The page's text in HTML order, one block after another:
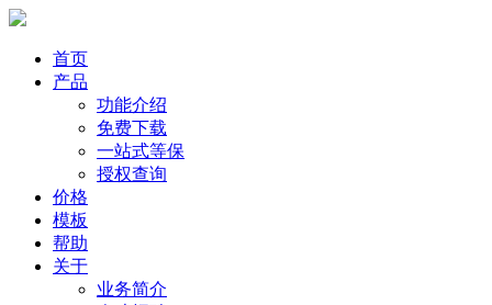
首页
产品
功能介绍
免费下载
一站式等保
授权查询
价格
模板
帮助
关于
业务简介